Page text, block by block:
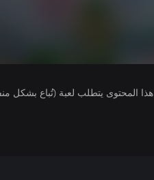
هذا المحتوى يتطلب لعبة (تُباع بشكل